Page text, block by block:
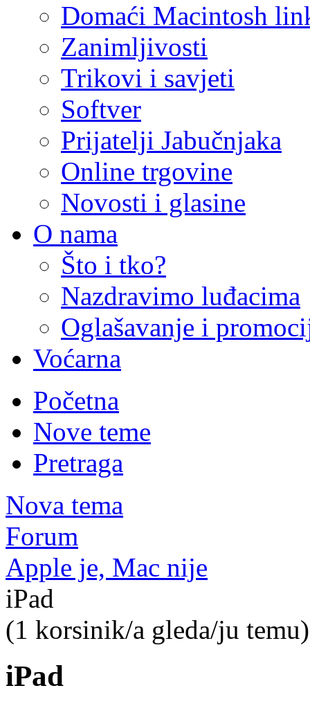
Domaći Macintosh
Zanimljivosti
Trikovi i savjeti
Softver
Prijatelji Jabučnjaka
Online trgovine
Novosti i glasine
O nama
Što i tko?
Nazdravimo luđacima
Oglašavanje i
Voćarna
Početna
Nove teme
Pretraga
Nova tema
Forum
Apple je, Mac nije
iPad
(1 korsinik/a gleda/ju
iPad